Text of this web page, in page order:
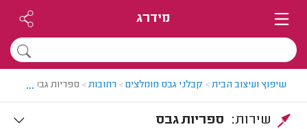
מידרג
שיפוץ ועיצוב הבית> קבלני גבס מומלצים> רחובות> ספריות גבס...
ספריות גבס